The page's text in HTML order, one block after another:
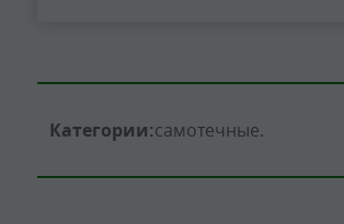
Категории:самотечные